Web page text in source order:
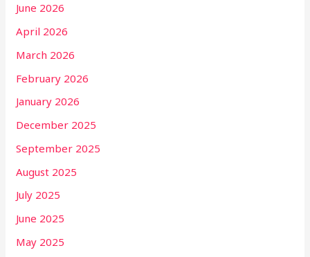
June 2026
April 2026
March 2026
February 2026
January 2026
December 2025
September 2025
August 2025
July 2025
June 2025
May 2025